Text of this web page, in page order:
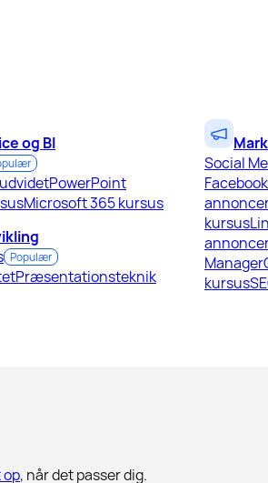
og BI
PowerPoint
Microsoft 365 kursus
Populær
Præsentationsteknik
Social
kursus
Manager
kursus
op, når det passer dig.